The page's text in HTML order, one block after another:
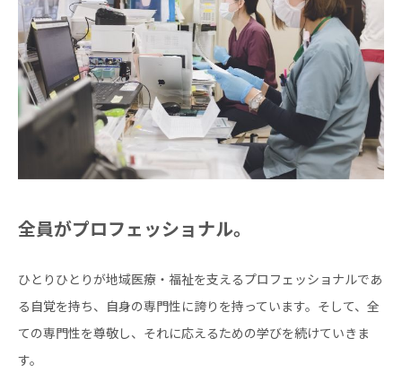
全員がプロフェッショナル。
ひとりひとりが地域医療・福祉を支えるプロフェッショナルであ
る自覚を持ち、自身の専門性に誇りを持っています。そして、全
ての専門性を尊敬し、それに応えるための学びを続けていきま
す。